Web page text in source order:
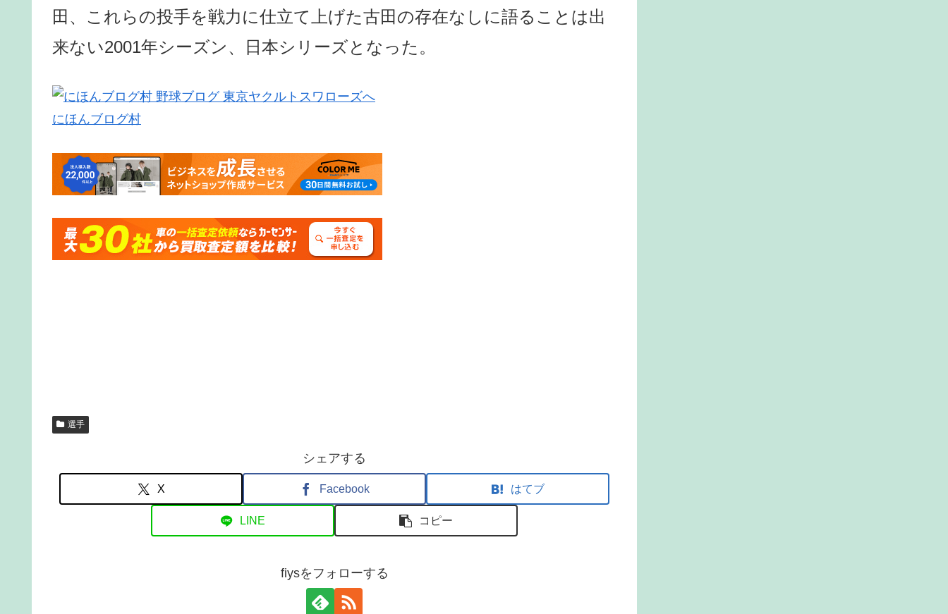
田、これらの投手を戦力に仕立て上げた古田の存在なしに語ることは出
来ない2001年シーズン、日本シリーズとなった。
にほんブログ村
選手
シェアする
X Facebook はてブ
LINE コピー
fiysをフォローする